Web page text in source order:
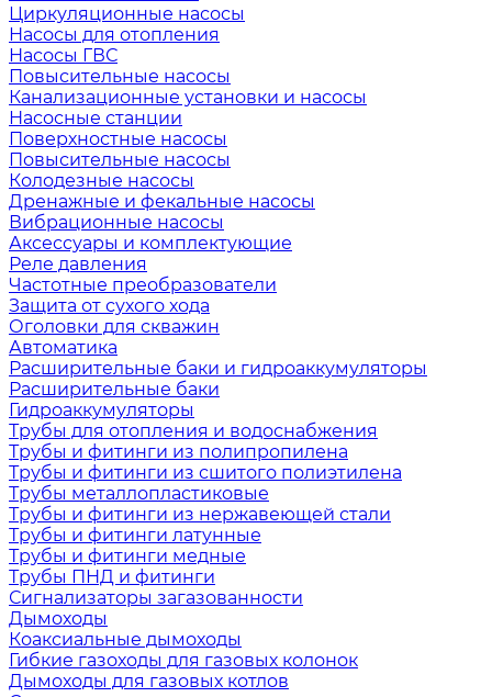
Циркуляционные насосы
Насосы для отопления
Насосы ГВС
Повысительные насосы
Канализационные установки и насосы
Насосные станции
Поверхностные насосы
Повысительные насосы
Колодезные насосы
Дренажные и фекальные насосы
Вибрационные насосы
Аксессуары и комплектующие
Реле давления
Частотные преобразователи
Защита от сухого хода
Оголовки для скважин
Автоматика
Расширительные баки и гидроаккумуляторы
Расширительные баки
Гидроаккумуляторы
Трубы для отопления и водоснабжения
Трубы и фитинги из полипропилена
Трубы и фитинги из сшитого полиэтилена
Трубы металлопластиковые
Трубы и фитинги из нержавеющей стали
Трубы и фитинги латунные
Трубы и фитинги медные
Трубы ПНД и фитинги
Сигнализаторы загазованности
Дымоходы
Коаксиальные дымоходы
Гибкие газоходы для газовых колонок
Дымоходы для газовых котлов